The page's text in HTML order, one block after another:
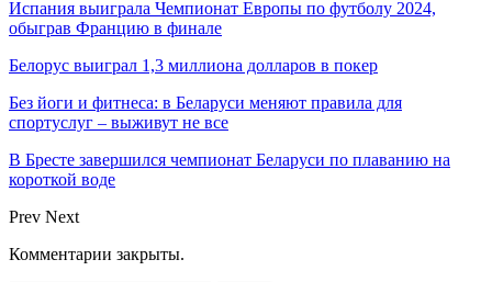
Испания выиграла Чемпионат Европы по футболу 2024,
обыграв Францию в финале
Белорус выиграл 1,3 миллиона долларов в покер
Без йоги и фитнеса: в Беларуси меняют правила для
спортуслуг – выживут не все
В Бресте завершился чемпионат Беларуси по плаванию на
короткой воде
Prev Next
Комментарии закрыты.